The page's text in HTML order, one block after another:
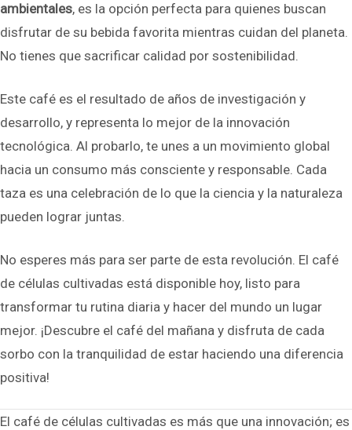
ambientales, es la opción perfecta para quienes buscan
disfrutar de su bebida favorita mientras cuidan del planeta.
No tienes que sacrificar calidad por sostenibilidad.
Este café es el resultado de años de investigación y
desarrollo, y representa lo mejor de la innovación
tecnológica. Al probarlo, te unes a un movimiento global
hacia un consumo más consciente y responsable. Cada
taza es una celebración de lo que la ciencia y la naturaleza
pueden lograr juntas.
No esperes más para ser parte de esta revolución. El café
de células cultivadas está disponible hoy, listo para
transformar tu rutina diaria y hacer del mundo un lugar
mejor. ¡Descubre el café del mañana y disfruta de cada
sorbo con la tranquilidad de estar haciendo una diferencia
positiva!
El café de células cultivadas es más que una innovación; es